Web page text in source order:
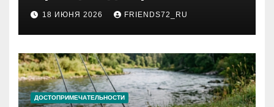
2026 году: сроки от 3 дней
и список необходимых
документов
18 ИЮНЯ 2026 FRIENDS72_RU
ДОСТОПРИМЕЧАТЕЛЬНОСТИ